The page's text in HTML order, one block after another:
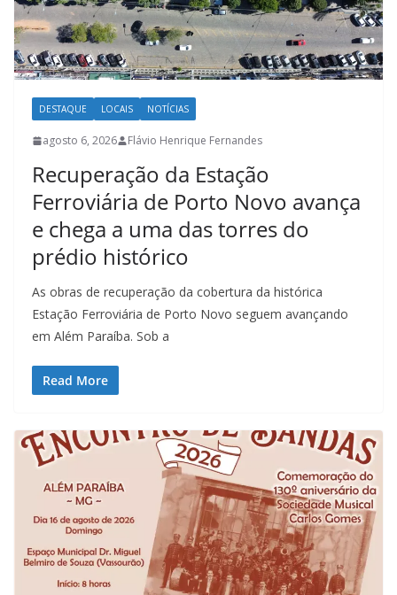
DESTAQUE LOCAIS NOTÍCIAS
agosto 6, 2026 Flávio Henrique Fernandes
Recuperação da Estação
Ferroviária de Porto Novo avança
e chega a uma das torres do
prédio histórico
As obras de recuperação da cobertura da histórica
Estação Ferroviária de Porto Novo seguem avançando
em Além Paraíba. Sob a
Read More